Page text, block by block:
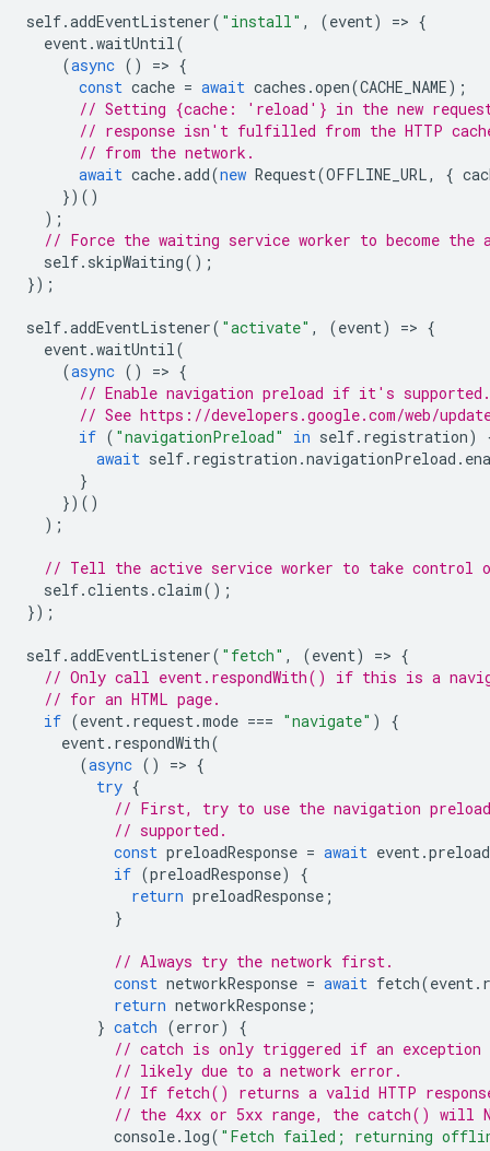
self.addEventListener( "install" , (event) => {
event .waitUntil (
(async () => {
const cache = await caches .open(CACHE_NAME);
// Setting {cache: 'reload'} in the new
// response isn't fulfilled from the HTTP
// from the network.
await cache.add(new Request(OFFLINE_URL, {
})()
);
// Force the waiting service worker to become the
self. skipWaiting();
});
self.addEventListener( "activate" , (event) => {
event .waitUntil (
(async () => {
// Enable navigation preload if it's supported.
// See https://developers.google.com/web/
if ( "navigationPreload" in self. registration)
await self. registration .navigationPreload .
}
})()
);
// Tell the active service worker to take control
self.clients .claim();
});
self.addEventListener( "fetch" , (event) => {
// Only call event.respondWith() if this is a
// for an HTML page.
if (event . request .mode === "navigate" )
{
event . respondWith(
(async () => {
try {
// First, try to use the navigation
// supported.
const preloadResponse = await event .
if (preloadResponse)
{
return preloadResponse ;
}
// Always try the network first.
const networkResponse = await fetch(event .
return networkResponse ;
} catch (error)
{
// catch is only triggered if an exception
// likely due to a network error.
// If fetch() returns a valid HTTP
// the 4xx or 5xx range, the catch() will
console. log( "Fetch failed; returning